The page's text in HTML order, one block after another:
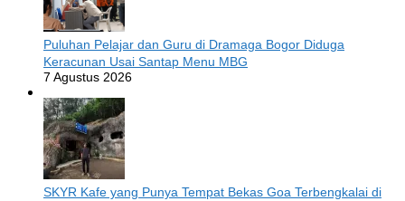
Puluhan Pelajar dan Guru di Dramaga Bogor Diduga
Keracunan Usai Santap Menu MBG
7 Agustus 2026
SKYR Kafe yang Punya Tempat Bekas Goa Terbengkalai di